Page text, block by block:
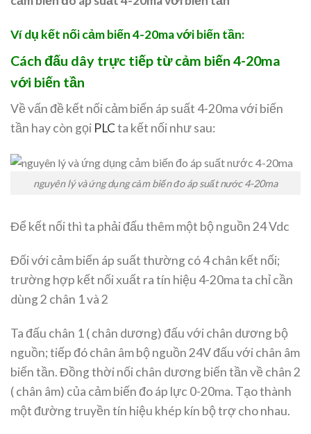
Ví dụ kết nối cảm biến 4-20ma với biến tần:
Cách đấu dây trực tiếp từ cảm biến 4-20ma
với biến tần
Về vấn đề kết nối cảm biến áp suất 4-20ma với biến
tần hay còn gọi PLCta kết nối như sau:
nguyên lý và ứng dụng cảm biến đo áp suất nước 4-20ma
Để kết nối thì ta phải đấu thêm một bộ nguồn 24 Vdc
Đối với cảm biến áp suất thường có 4 chân kết nối;
trường hợp kết nối xuất ra tín hiệu 4-20ma ta chỉ cần
dùng 2 chân 1 và 2
Ta đấu chân 1 ( chân dương) đấu với chân dương bộ
nguồn; tiếp đó chân âm bộ nguồn 24V đấu với chân âm
biến tần. Đồng thời nối chân dương biến tần về chân 2
( chân âm) của cảm biến đo áp lực 0-20ma. Tạo thành
một đường truyền tín hiệu khép kín bộ trợ cho nhau.